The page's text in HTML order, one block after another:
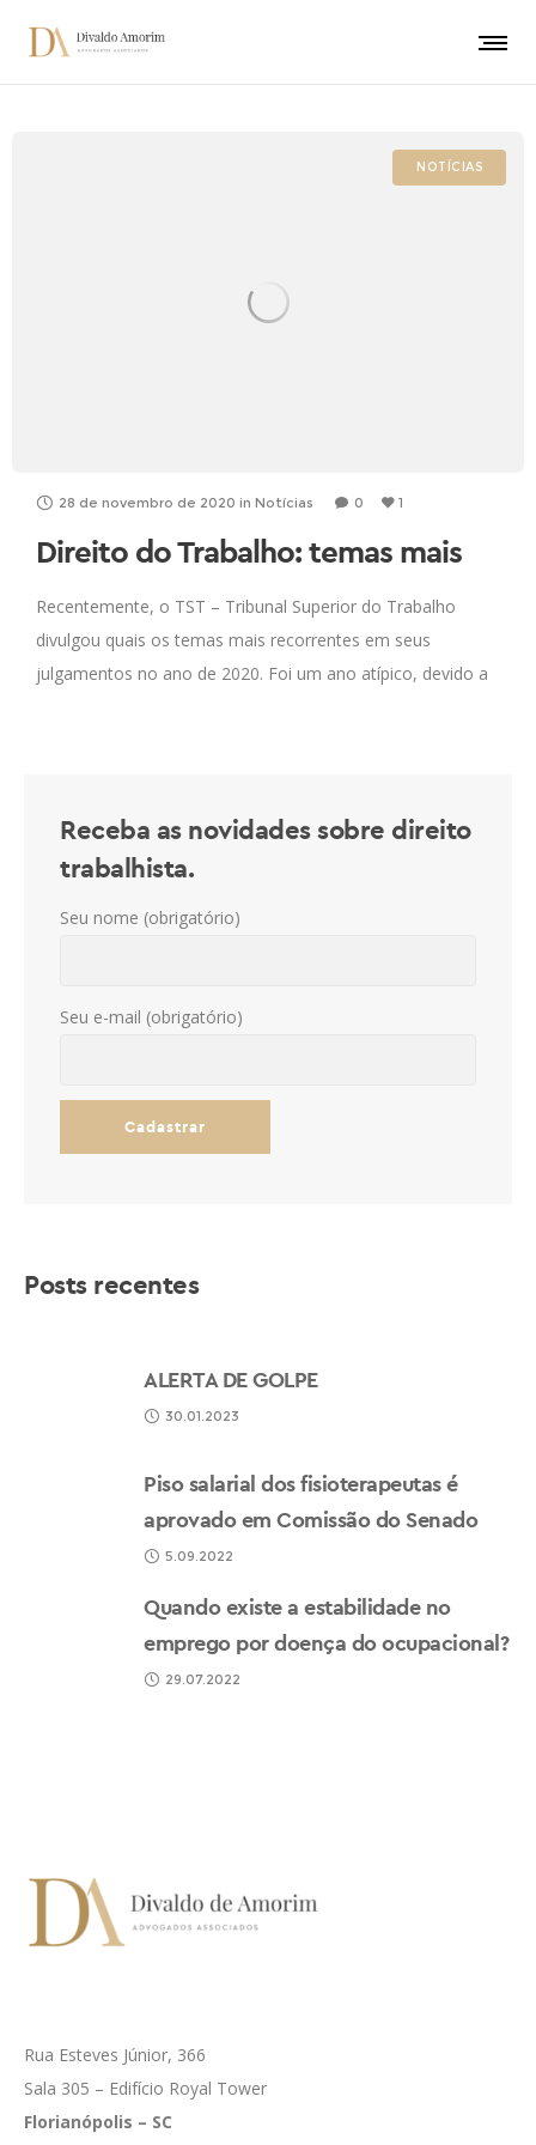
NOTÍCIAS
28 de novembro de 2020 in Notícias 0 1
Direito do Trabalho: temas mais
julgados pelo TST em 2020
Recentemente, o TST – Tribunal Superior do Trabalho
divulgou quais os temas mais recorrentes em seus
julgamentos no ano de 2020. Foi um ano atípico, devido a
Receba as novidades sobre direito
trabalhista.
Seu nome (obrigatório)
Seu e-mail (obrigatório)
Posts recentes
ALERTA DE GOLPE
30.01.2023
Piso salarial dos fisioterapeutas é
aprovado em Comissão do Senado
5.09.2022
Quando existe a estabilidade no
emprego por doença do ocupacional?
29.07.2022
Rua Esteves Júnior, 366
Sala 305 – Edifício Royal Tower
Florianópolis – SC